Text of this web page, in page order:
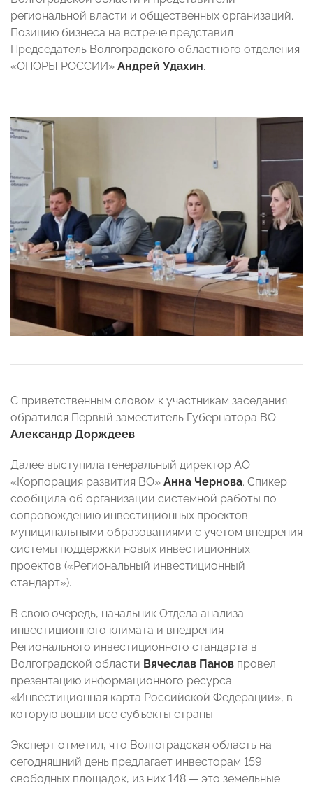
региональной власти и общественных организаций.
Позицию бизнеса на встрече представил
Председатель Волгоградского областного отделения
«ОПОРЫ РОССИИ» Андрей Удахин.
С приветственным словом к участникам заседания
обратился Первый заместитель Губернатора ВО
Александр Дорждеев.
Далее выступила генеральный директор АО
«Корпорация развития ВО» Анна Чернова. Спикер
сообщила об организации системной работы по
сопровождению инвестиционных проектов
муниципальными образованиями с учетом внедрения
системы поддержки новых инвестиционных
проектов («Региональный инвестиционный
стандарт»).
В свою очередь, начальник Отдела анализа
инвестиционного климата и внедрения
Регионального инвестиционного стандарта в
Волгоградской области Вячеслав Панов провел
презентацию информационного ресурса
«Инвестиционная карта Российской Федерации», в
которую вошли все субъекты страны.
Эксперт отметил, что Волгоградская область на
сегодняшний день предлагает инвесторам 159
свободных площадок, из них 148 — это земельные